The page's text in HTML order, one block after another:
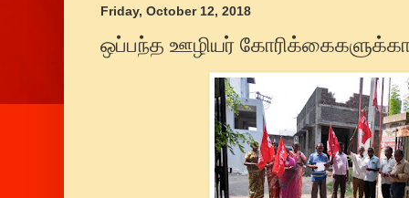
Friday, October 12, 2018
ஒப்பந்த ஊழியர்